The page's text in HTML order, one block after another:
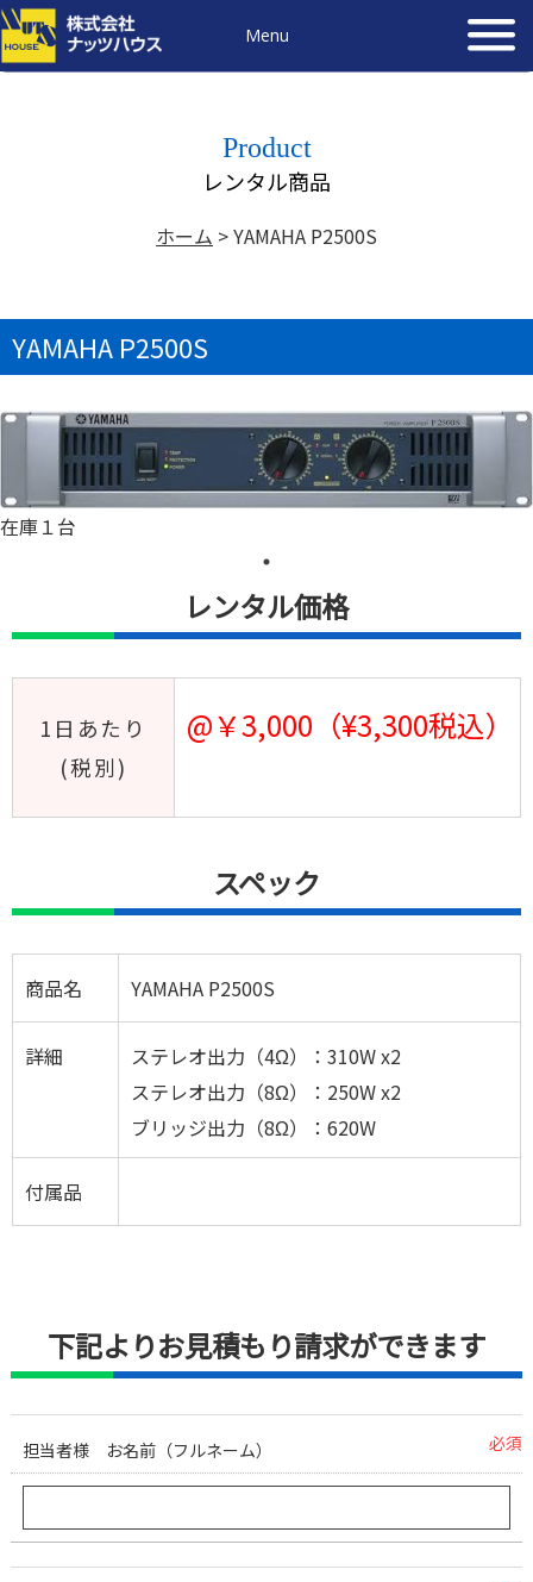
Menu
Product
レンタル商品
ホーム >YAMAHA P2500S
YAMAHA P2500S
在庫１台
レンタル価格
1日あたり
(税別)
@￥3,000（¥3,300税込）
スペック
商品名 YAMAHA P2500S
詳細
ステレオ出力（4Ω）：310W x2
ステレオ出力（8Ω）：250W x2
ブリッジ出力（8Ω）：620W
付属品
下記よりお見積もり請求ができます
担当者様 お名前（フルネーム） 必須